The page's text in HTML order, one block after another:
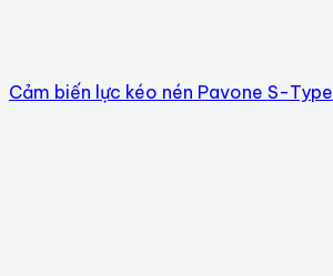
Cảm biến lực kéo nén Pavone S-Type